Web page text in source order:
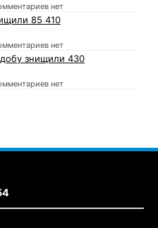
нет
85 410
нет
добу знищили 430
нет